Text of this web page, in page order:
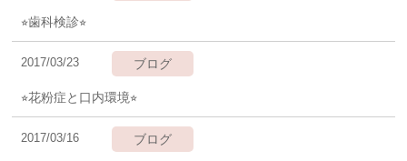
⭐︎歯科検診⭐︎
ブログ
2017/03/23
⭐︎花粉症と口内環境⭐︎
ブログ
2017/03/16